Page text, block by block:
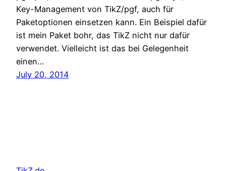
Key-Management von TikZ/pgf, auch für
Paketoptionen einsetzen kann. Ein Beispiel dafür
ist mein Paket bohr, das TikZ nicht nur dafür
verwendet. Vielleicht ist das bei Gelegenheit
einen…
July 20, 2014